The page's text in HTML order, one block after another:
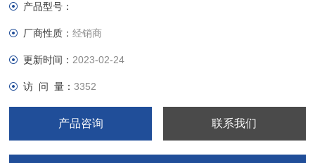
产品型号：
厂商性质：经销商
更新时间： 2023-02-24
访 问 量：3352
产品咨询 联系我们